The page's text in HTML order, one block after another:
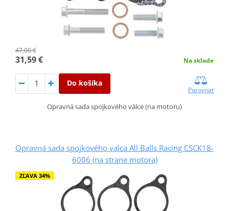
47,00 €
31,59 € Na sklade
Do košíka
Porovnať
Opravná sada spojkového válce (na motoru)
Opravná sada spojkového valca All Balls Racing CSCK18-
6006 (na strane motora)
ZĽAVA 34%